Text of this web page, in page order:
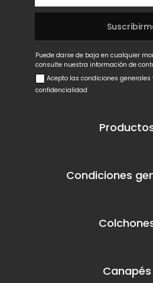
Condiciones
Canapés
Puede darse de baja en cualquier
consulte nuestra información de
Acepto las condiciones
confidencialidad